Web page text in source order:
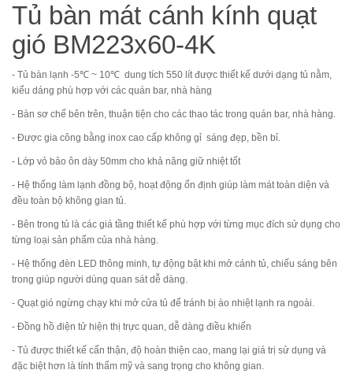
Tủ bàn mát cánh kính quạt
gió BM223x60-4K
- Tủ bàn lạnh -5℃ ~ 10℃ dung tích 550 lít được thiết kế dưới dạng tủ nằm,
kiểu dáng phù hợp với các quán bar, nhà hàng
- Bàn sơ chế bên trên, thuận tiện cho các thao tác trong quán bar, nhà hàng.
- Được gia công bằng inox cao cấp không gỉ sáng đẹp, bền bỉ.
- Lớp vỏ bảo ôn dày 50mm cho khả năng giữ nhiệt tốt
- Hệ thống làm lạnh đồng bộ, hoạt động ổn định giúp làm mát toàn diện và
đều toàn bộ không gian tủ.
- Bên trong tủ là các giá tầng thiết kế phù hợp với từng mục đích sử dụng cho
từng loại sản phẩm của nhà hàng.
- Hệ thống đèn LED thông minh, tự động bật khi mở cánh tủ, chiếu sáng bên
trong giúp người dùng quan sát dễ dàng.
- Quạt gió ngừng chạy khi mở cửa tủ để tránh bị ào nhiệt lạnh ra ngoài.
- Đồng hồ điện tử hiện thị trực quan, dễ dàng điều khiển
- Tủ được thiết kế cẩn thận, độ hoàn thiện cao, mang lại giá trị sử dụng và
đặc biệt hơn là tính thẩm mỹ và sang trọng cho không gian.